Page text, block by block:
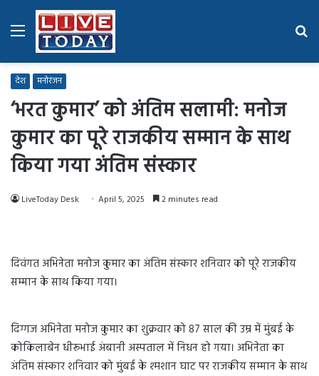
Menu
देश मनोरंजन
‘भरत कुमार’ को अंतिम सलामी: मनोज
कुमार का पूरे राजकीय सम्मान के साथ
किया गया अंतिम संस्कार
LiveToday Desk April 5, 2025 2 minutes read
दिवंगत अभिनेता मनोज कुमार का अंतिम संस्कार शनिवार को पूरे राजकीय
सम्मान के साथ किया गया।
दिग्गज अभिनेता मनोज कुमार का शुक्रवार को 87 साल की उम्र में मुंबई के
कोकिलाबेन धीरूभाई अंबानी अस्पताल में निधन हो गया। अभिनेता का
अंतिम संस्कार शनिवार को मुंबई के श्मशान घाट पर राजकीय सम्मान के साथ